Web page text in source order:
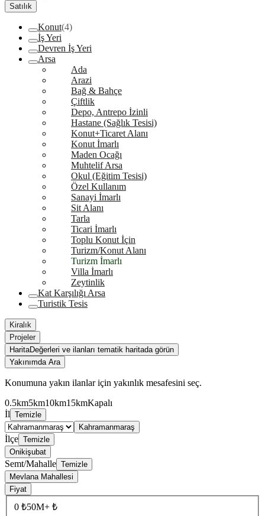
Satılık
Konut(4)
İş Yeri
Devren İş Yeri
Arsa
Ada
Arazi
Bağ & Bahçe
Çiftlik
Depo, Antrepo İzinli
Hastane (Sağlık Tesisi)
Konut+Ticaret Alanı
Konut İmarlı
Maden Ocağı
Muhtelif Arsa
Okul (Eğitim Tesisi)
Özel Kullanım
Sanayi İmarlı
Sit Alanı
Tarla
Ticari İmarlı
Toplu Konut İçin
Turizm/Konut Alanı
Turizm İmarlı
Villa İmarlı
Zeytinlik
Kat Karşılığı Arsa
Turistik Tesis
Kiralık
Projeler
HaritaDeğerleri ve ilanları tematik haritada görün
Yakınımda Ara
Konumuna yakın ilanlar için yakınlık mesafesini seç.
0.5km5km10km15kmKapalı
İl Temizle
Kahramanmaraş
İlçe Temizle
Onikişubat
Semt/Mahalle Temizle
Mevlana Mahallesi
Fiyat
0 ₺50M+ ₺